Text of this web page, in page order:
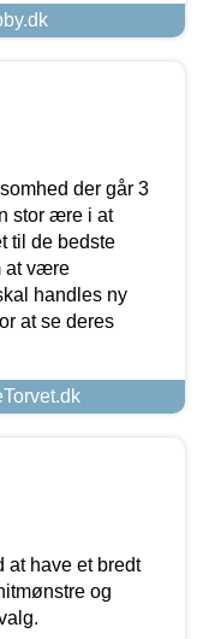
der går 3
stor ære i at
til de bedste
at være
handles ny
at se deres
at have et bredt
og